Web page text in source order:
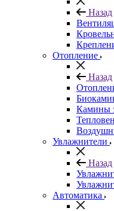
Назад
Отопление
Назад
Камины
Увлажнители
Назад
Автоматика